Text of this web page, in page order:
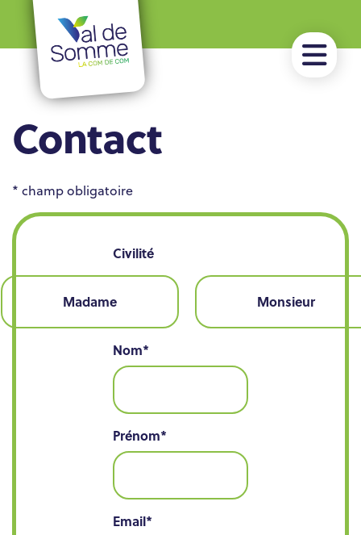
Contact
* champ obligatoire
Civilité
Madame Monsieur
Nom*
Prénom*
Email*